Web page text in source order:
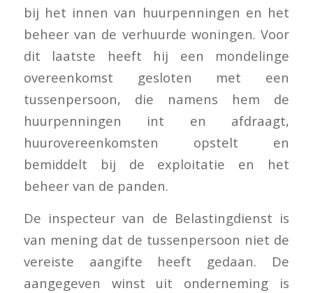
bij het innen van huurpenningen en het
beheer van de verhuurde woningen. Voor
dit laatste heeft hij een mondelinge
overeenkomst gesloten met een
tussenpersoon, die namens hem de
huurpenningen int en afdraagt,
huurovereenkomsten opstelt en
bemiddelt bij de exploitatie en het
beheer van de panden.
De inspecteur van de Belastingdienst is
van mening dat de tussenpersoon niet de
vereiste aangifte heeft gedaan. De
aangegeven winst uit onderneming is